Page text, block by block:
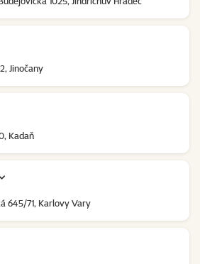
Jinočany
Kadaň
645/71, Karlovy Vary